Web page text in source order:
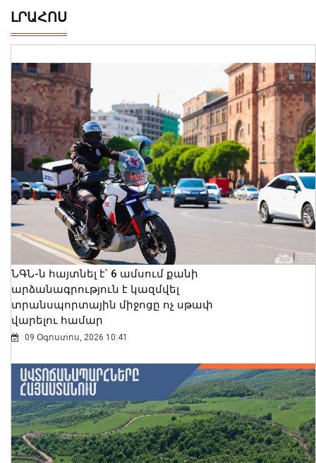
ԼՐԱՀՈՍ
ՆԳՆ-ն հայտնել է՝ 6 ամսում քանի
արձանագրություն է կազմվել
տրանսպորտային միջոցը ոչ սթափ
վարելու համար
09 Օգոստոս, 2026 10:41